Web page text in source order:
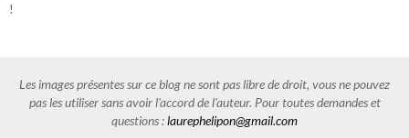
!
Les images présentes sur ce blog ne sont pas libre de droit, vous ne pouvez
pas les utiliser sans avoir l'accord de l'auteur. Pour toutes demandes et
questions :laurephelipon@gmail.com